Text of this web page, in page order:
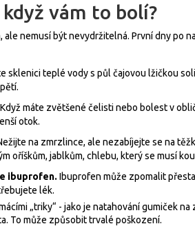
vám to bolí?
nemusí být nevydržitelná. První dny po
sklenici teplé vody s půl čajovou lžičkou
Když máte zvětšené čelisti nebo bolest v
otok.
na zmrzlince, ale nezabíjejte se na
oříškům, jablkům, chlebu, který se musí
ibuprofen. Ibuprofen může zpomalit
lék.
„triky“ - jako je natahování gumiček
To může způsobit trvalé poškození.